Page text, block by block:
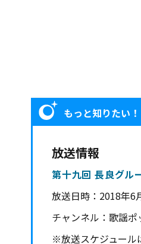
もっと知りたい！
放送情報
第十九回 長良グル
放送日時： 2018年6
チャンネル： 歌謡ポ
※放送スケジュール